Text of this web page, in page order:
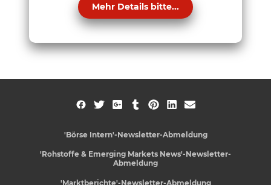
Mehr Details bitte...
'Börse Intern'-Newsletter-Abmeldung
'Rohstoffe & Emerging Markets News'-Newsletter-
Abmeldung
'Marktberichte'-Newsletter-Abmeldung